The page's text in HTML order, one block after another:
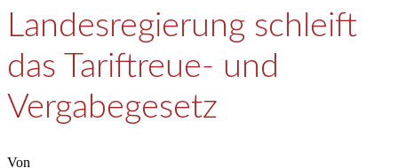
Landesregierung schleift
das Tariftreue- und
Vergabegesetz
Von